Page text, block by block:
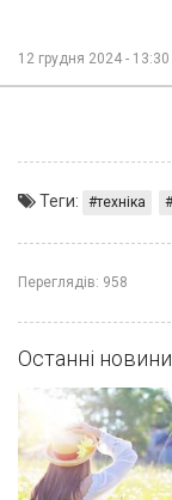
12 грудня 2024 - 13:30
Теги: техніка
Переглядів: 958
Останні новини